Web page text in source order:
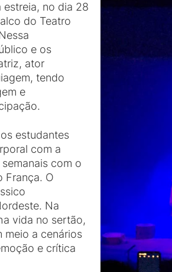
no dia 28
do Teatro
e os
ator
tendo
e
estudantes
com a
com o
França. O
Na
vida no sertão,
meio a cenários
e crítica